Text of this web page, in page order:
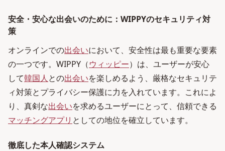
安全・安心な出会いのために：WIPPYのセキュリティ対
策
オンラインでの出会いにおいて、安全性は最も重要な要素
の一つです。WIPPY（ウィッピー）は、ユーザーが安心
して韓国人との出会いを楽しめるよう、厳格なセキュリテ
ィ対策とプライバシー保護に力を入れています。これによ
り、真剣な出会いを求めるユーザーにとって、信頼できる
マッチングアプリ としての地位を確立しています。
徹底した本人確認システム